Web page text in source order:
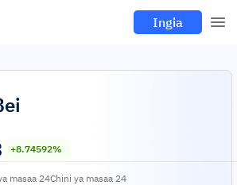
Ingia
+8.74592%
masaa 24Chini ya masaa 24